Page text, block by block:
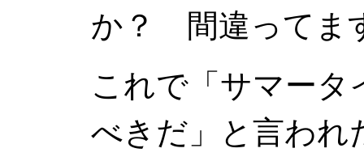
か？ 間違ってま
これで「サマータ
べきだ」と言われ